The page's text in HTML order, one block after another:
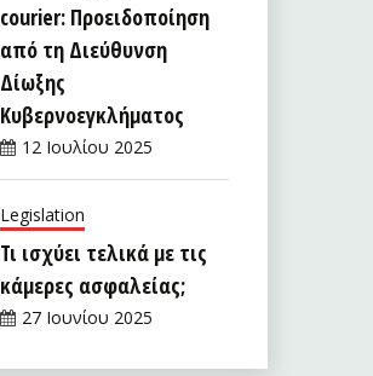
courier: Προειδοποίηση
από τη Διεύθυνση
Δίωξης
Κυβερνοεγκλήματος
12 Ιουλίου 2025
Legislation
Τι ισχύει τελικά με τις
κάμερες ασφαλείας;
27 Ιουνίου 2025